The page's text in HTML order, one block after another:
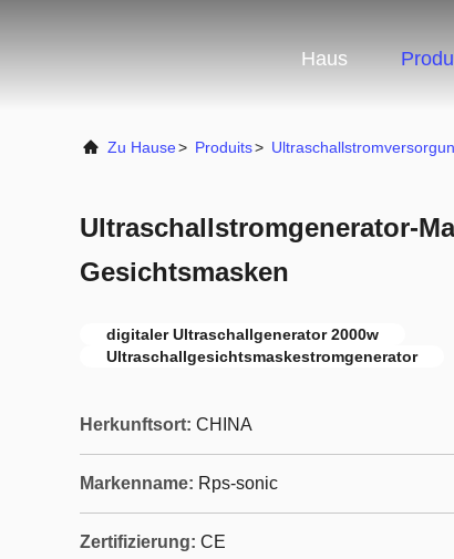
Haus
Zu Hause> Produits>
Ultraschallstromgenerator-
Gesichtsmasken
digitaler Ultraschallgenerator 2000w
Ultraschallgesichtsmaskestromgenerator
Herkunftsort: CHINA
Markenname: Rps-sonic
Zertifizierung: CE